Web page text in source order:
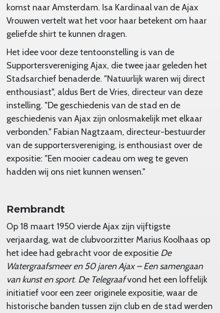
komst naar Amsterdam. Isa Kardinaal van de Ajax
Vrouwen vertelt wat het voor haar betekent om haar
geliefde shirt te kunnen dragen.
Het idee voor deze tentoonstelling is van de
Supportersvereniging Ajax, die twee jaar geleden het
Stadsarchief benaderde. "Natuurlijk waren wij direct
enthousiast", aldus Bert de Vries, directeur van deze
instelling. "De geschiedenis van de stad en de
geschiedenis van Ajax zijn onlosmakelijk met elkaar
verbonden." Fabian Nagtzaam, directeur-bestuurder
van de supportersvereniging, is enthousiast over de
expositie: "Een mooier cadeau om weg te geven
hadden wij ons niet kunnen wensen."
Rembrandt
Op 18 maart 1950 vierde Ajax zijn vijftigste
verjaardag, wat de clubvoorzitter Marius Koolhaas op
het idee had gebracht voor de expositie De
Watergraafsmeer en 50 jaren Ajax – Een samengaan
van kunst en sport. De Telegraafvond het een loffelijk
initiatief voor een zeer originele expositie, waar de
historische banden tussen zijn club en de stad werden